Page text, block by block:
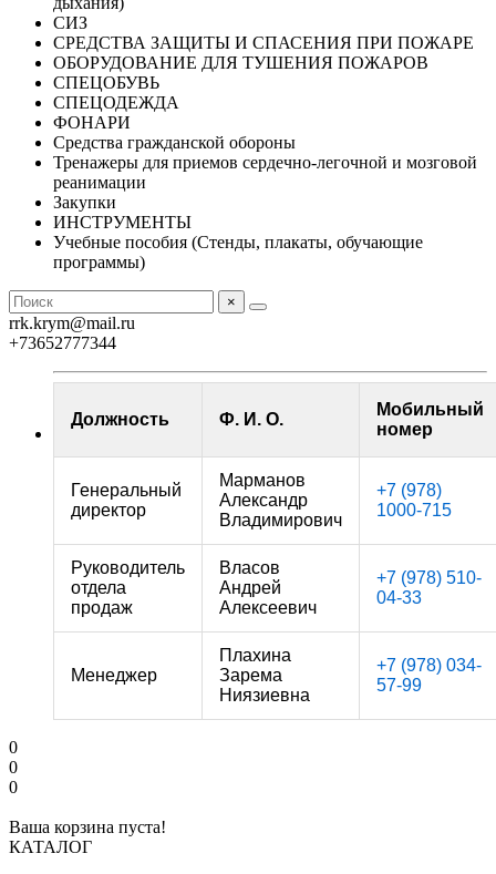
СИЗ
СРЕДСТВА ЗАЩИТЫ И СПАСЕНИЯ ПРИ ПОЖАРЕ
ОБОРУДОВАНИЕ ДЛЯ ТУШЕНИЯ ПОЖАРОВ
СПЕЦОБУВЬ
СПЕЦОДЕЖДА
ФОНАРИ
Средства гражданской обороны
Тренажеры для приемов сердечно-легочной и мозговой
реанимации
Закупки
ИНСТРУМЕНТЫ
Учебные пособия (Стенды, плакаты, обучающие
программы)
×
rrk.krym@mail.ru
+73652777344
Должность Ф. И. О.
Мобильный
номер
Генеральный
директор
Марманов
Александр
Владимирович
+7 (978)
1000-715
Руководитель
отдела
продаж
Власов
Андрей
Алексеевич
+7 (978) 510-
04-33
Менеджер
Плахина
Зарема
Ниязиевна
+7 (978) 034-
57-99
0
0
0
Ваша корзина пуста!
КАТАЛОГ